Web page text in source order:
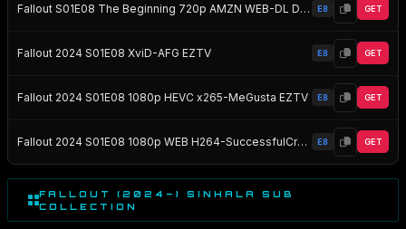
Fallout S01E08 The Beginning 720p AMZN WEB-DL DDP5 1 Atmos H 264-FLUX EZTV E8 GET
Fallout 2024 S01E08 XviD-AFG EZTV E8 GET
Fallout 2024 S01E08 1080p HEVC x265-MeGusta EZTV E8 GET
Fallout 2024 S01E08 1080p WEB H264-SuccessfulCrab EZTV E8 GET
FALLOUT (2024–) SINHALA SUB
COLLECTION